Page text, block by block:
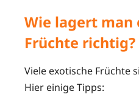
Wie lagert man
Früchte richtig?
Viele exotische Früchte
Hier einige Tipps: